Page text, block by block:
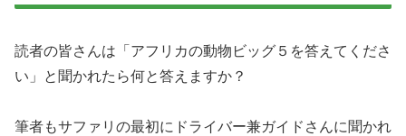
読者の皆さんは「アフリカの動物ビッグ５を答えてくださ
い」と聞かれたら何と答えますか？
筆者もサファリの最初にドライバー兼ガイドさんに聞かれ